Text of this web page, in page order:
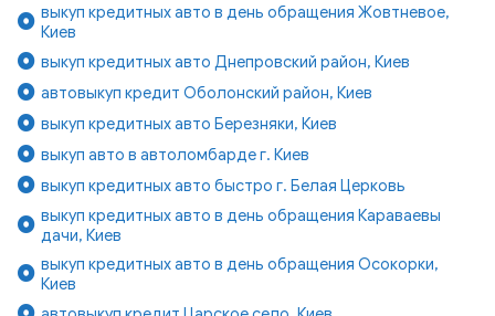
выкуп кредитных авто в день обращения Жовтневое,
Киев
выкуп кредитных авто Днепровский район, Киев
автовыкуп кредит Оболонский район, Киев
выкуп кредитных авто Березняки, Киев
выкуп авто в автоломбарде г. Киев
выкуп кредитных авто быстро г. Белая Церковь
выкуп кредитных авто в день обращения Караваевы
дачи, Киев
выкуп кредитных авто в день обращения Осокорки,
Киев